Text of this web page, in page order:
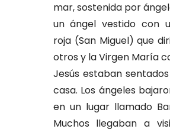
mar, sostenida por
un ángel vestido con
roja (San Miguel) que
otros y la Virgen María
Jesús estaban
casa. Los ángeles
en un lugar llamado
Muchos llegaban a